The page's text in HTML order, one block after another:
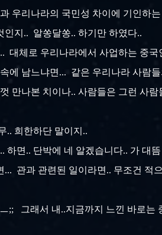
우리나라의 국민성 차이에 기인하
인지.. 알쏭달쏭.. 하기만 하였다..
대체로 우리나라에서 사업하는 중
에 남느냐면... 같은 우리나라 사람
만나본 치이나.. 사람들은 그런 사
.. 희한하단 말이지..
하면.. 단박에 네 알겠습니다.. 가 대
... 관과 관련된 일이라면.. 무조건
;; 그래서 내..지금까지 느낀 바로는